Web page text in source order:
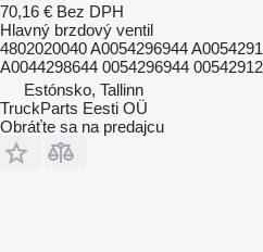
70,16 € Bez DPH
Hlavný brzdový ventil
4802020040 A0054296944
A0044298644 0054296944
Estónsko, Tallinn
TruckParts Eesti OÜ
Obráťte sa na predajcu